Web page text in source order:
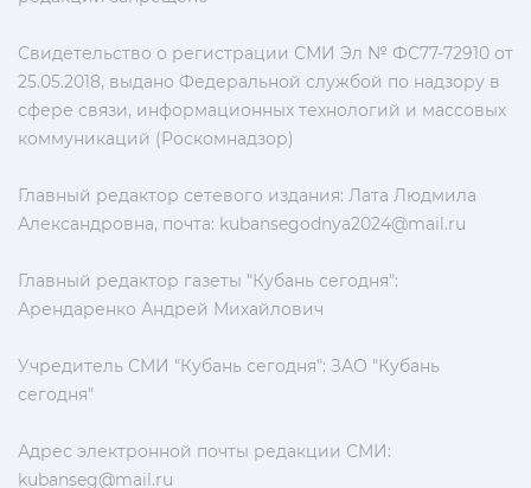
Свидетельство о регистрации СМИ Эл № ФС77-72910 от
25.05.2018, выдано Федеральной службой по надзору в
сфере связи, информационных технологий и массовых
коммуникаций (Роскомнадзор)
Главный редактор сетевого издания: Лата Людмила
Александровна, почта: kubansegodnya2024@mail.ru
Главный редактор газеты "Кубань сегодня":
Арендаренко Андрей Михайлович
Учредитель СМИ "Кубань сегодня": ЗАО "Кубань
сегодня"
Адрес электронной почты редакции СМИ:
kubanseg@mail.ru